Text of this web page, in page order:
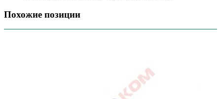
Похожие позиции